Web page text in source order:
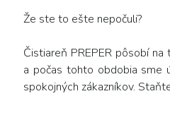
Že ste to ešte nepočuli?
Čistiareň PREPER pôsobí
a počas tohto obdobia sme
spokojných zákazníkov.